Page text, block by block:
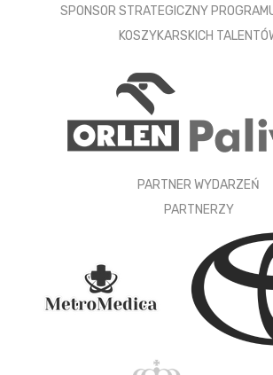
SPONSOR STRATEGICZNY
KOSZYKARSKICH
PARTNER WYDARZEŃ
PARTNERZY